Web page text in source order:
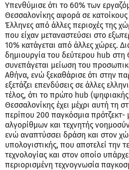
Υπενθύμισε ότι το 60% των
Θεσσαλονίκης αφορά σε
Έλληνες από άλλες περιοχές της
που είχαν μεταναστεύσει στο
10% κατάγεται από άλλες χώρες.
δημιουργία του δεύτερου hub στη
συνεπάγεται μείωση του
Αθήνα, ενώ ξεκαθάρισε ότι στην
εξετάζει επενδύσεις σε άλλες
τέλος, ότι το πρώτο hub (ψηφιακής
Θεσσαλονίκης έχει μέχρι αυτή τη
περίπου 200 παγκόσμια πρότζεκτ-
αλγορίθμων και τεχνητής
ενώ αναπτύσσει δράση και στον
υπολογιστικής, που αποτελεί την
τεχνολογίας και στον οποίο
περιορισμένη τεχνογνωσία